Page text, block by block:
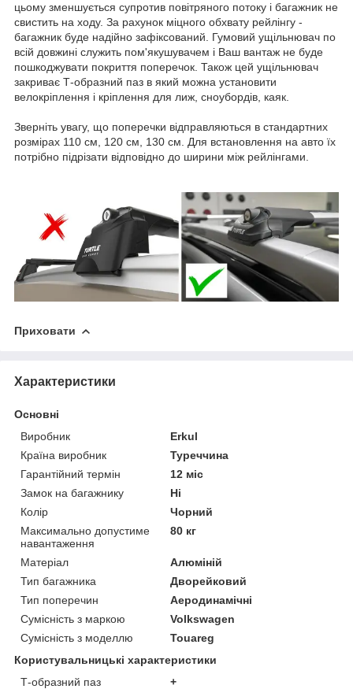
цьому зменшується супротив повітряного потоку і багажник не
свистить на ходу. За рахунок міцного обхвату рейлінгу -
багажник буде надійно зафіксований. Гумовий ущільнювач по
всій довжині служить пом'якушувачем і Ваш вантаж не буде
пошкоджувати покриття поперечок. Також цей ущільнювач
закриває Т-образний паз в який можна установити
велокріплення і кріплення для лиж, сноубордів, каяк.
Зверніть увагу, що поперечки відправляються в стандартних
розмірах 110 см, 120 см, 130 см. Для встановлення на авто їх
потрібно підрізати відповідно до ширини між рейлінгами.
Приховати
Характеристики
Основні
Виробник
Erkul
Країна виробник
Туреччина
Гарантійний термін
12 міс
Замок на багажнику
Ні
Колір
Чорний
Максимально допустиме
навантаження
80 кг
Матеріал
Алюміній
Тип багажника
Дворейковий
Тип поперечин
Аеродинамічні
Сумісність з маркою
Volkswagen
Сумісність з моделлю
Touareg
Користувальницькі характеристики
Т-образний паз
+